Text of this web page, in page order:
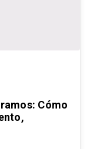
Cómo